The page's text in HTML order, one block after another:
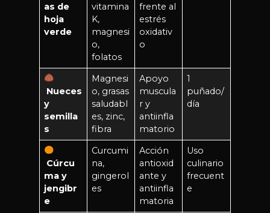
as de
hoja
verde
vitamina
K,
magnesi
o,
folatos
frente al
estrés
oxidativ
o
Nueces
y
semilla
s
Magnesi
o, grasas
saludabl
es, zinc,
fibra
Apoyo
muscula
r y
antiinfla
matorio
1
puñado/
día
Cúrcu
ma y
jengibr
e
Curcumi
na,
gingerol
es
Acción
antioxid
ante y
antiinfla
matoria
Uso
culinario
frecuent
e